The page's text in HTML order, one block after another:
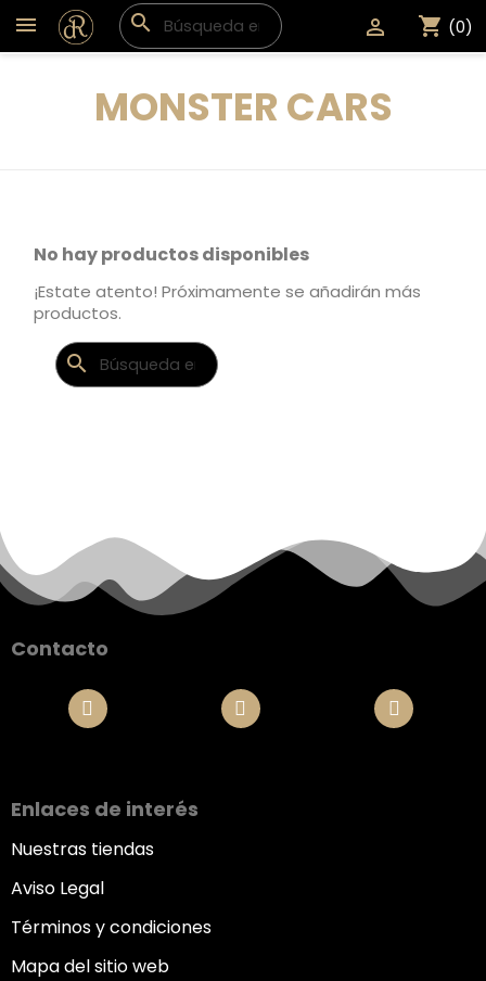
search shopping_cart (0)

MONSTER CARS
No hay productos disponibles
¡Estate atento! Próximamente se añadirán más
productos.
search
Contacto
Enlaces de interés
Nuestras tiendas
Aviso Legal
Términos y condiciones
Mapa del sitio web